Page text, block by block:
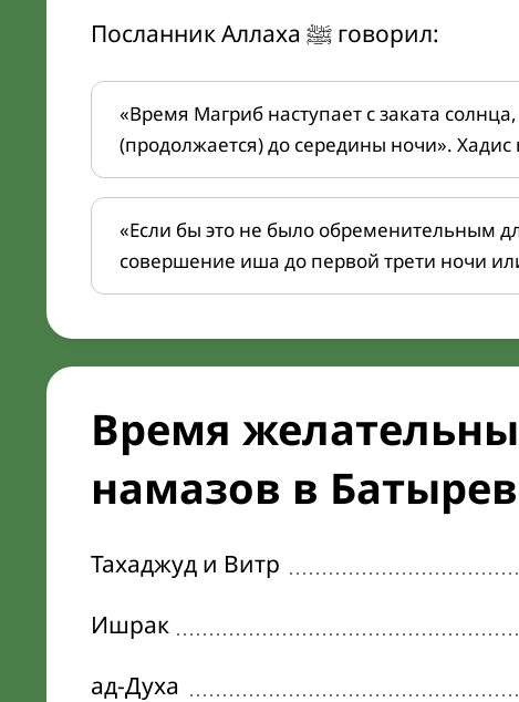
Посланник Аллаха ﷺ говорил:
«Время Магриб наступает с заката
(продолжается) до середины ночи».
«Если бы это не было обременительным
совершение иша до первой трети ночи
Время
намазов в
Тахаджуд и Витр
Ишрак
ад-Духа